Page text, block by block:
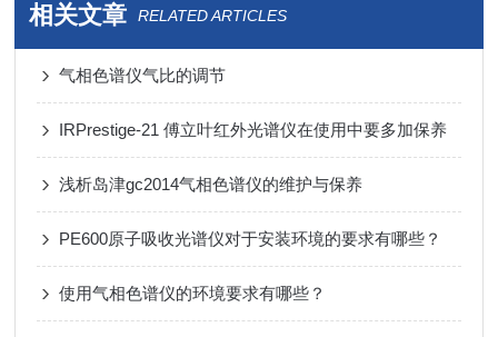
相关文章 RELATED ARTICLES
气相色谱仪气比的调节
IRPrestige-21 傅立叶红外光谱仪在使用中要多加保养
浅析岛津gc2014气相色谱仪的维护与保养
PE600原子吸收光谱仪对于安装环境的要求有哪些？
使用气相色谱仪的环境要求有哪些？